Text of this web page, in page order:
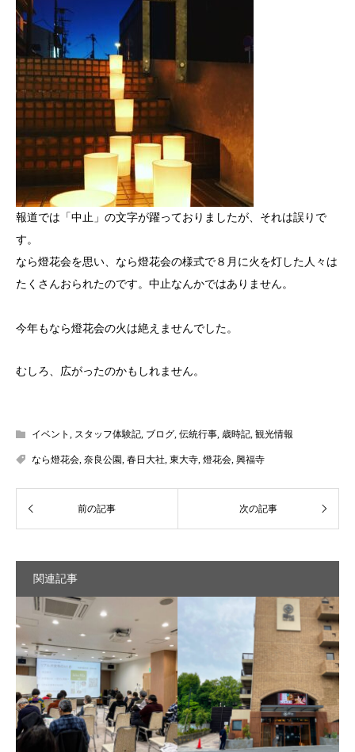
報道では「中止」の文字が躍っておりましたが、それは誤りで
す。
なら燈花会を思い、なら燈花会の様式で８月に火を灯した人々は
たくさんおられたのです。中止なんかではありません。
今年もなら燈花会の火は絶えませんでした。
むしろ、広がったのかもしれません。
イベント , スタッフ体験記, ブログ, 伝統行事, 歳時記, 観光情報
なら燈花会, 奈良公園, 春日大社, 東大寺, 燈花会, 興福寺
関連記事